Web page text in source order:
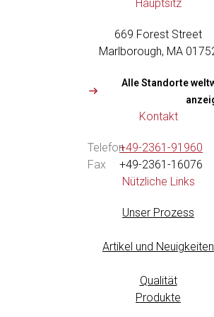
b
e
Hauptsitz
669 Forest Street
Marlborough, MA
Alle Standorte
Kontakt
Telefon+49-2361-91960
Fax
+49-2361-16076
Nützliche Links
Unser Prozess
Artikel und Neuigkeiten
Qualität
Produkte